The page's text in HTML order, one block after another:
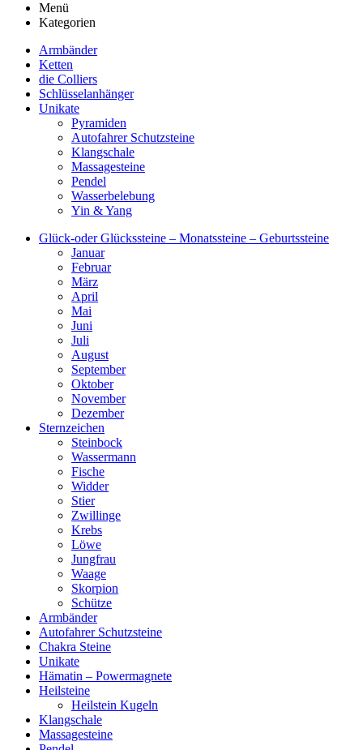
Menü
Kategorien
Armbänder
Ketten
die Colliers
Schlüsselanhänger
Unikate
Pyramiden
Autofahrer Schutzsteine
Klangschale
Massagesteine
Pendel
Wasserbelebung
Yin & Yang
Glück-oder Glückssteine – Monatssteine – Geburtssteine
Januar
Februar
März
April
Mai
Juni
Juli
August
September
Oktober
November
Dezember
Sternzeichen
Steinbock
Wassermann
Fische
Widder
Stier
Zwillinge
Krebs
Löwe
Jungfrau
Waage
Skorpion
Schütze
Armbänder
Autofahrer Schutzsteine
Chakra Steine
Unikate
Hämatin – Powermagnete
Heilsteine
Heilstein Kugeln
Klangschale
Massagesteine